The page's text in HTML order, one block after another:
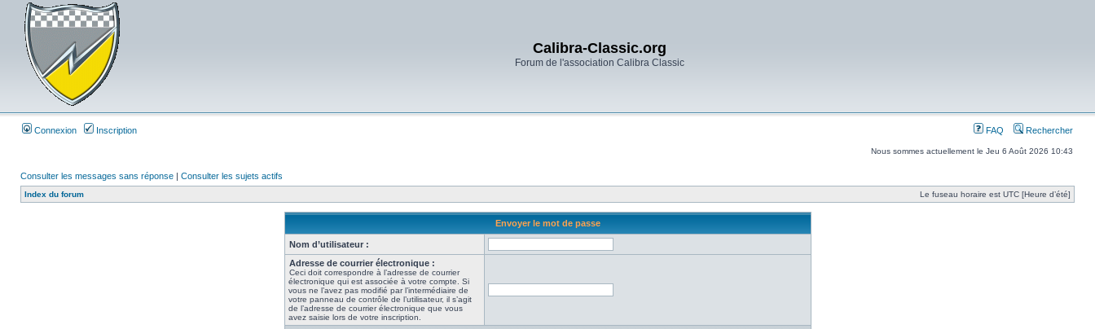
Calibra-Classic.org
Forum de l'association Calibra Classic
Connexion Inscription FAQ Rechercher
Nous sommes actuellement le Jeu 6 Août 2026 10:43
Consulter les messages sans réponse | Consulter les sujets actifs
Index du forum Le fuseau horaire est UTC [Heure d’été]
Envoyer le mot de passe
Nom d’utilisateur :
Adresse de courrier électronique :
Ceci doit correspondre à l’adresse de courrier
électronique qui est associée à votre compte. Si
vous ne l’avez pas modifié par l’intermédiaire de
votre panneau de contrôle de l’utilisateur, il s’agit
de l’adresse de courrier électronique que vous
avez saisie lors de votre inscription.